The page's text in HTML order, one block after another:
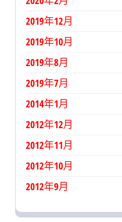
2019年12月
2019年10月
2019年8月
2019年7月
2014年1月
2012年12月
2012年11月
2012年10月
2012年9月